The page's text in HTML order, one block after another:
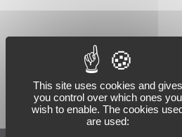
This site uses cookies and gives
you control over which ones you
wish to enable. The cookies
are used: